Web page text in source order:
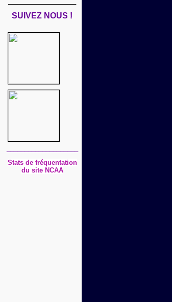
SUIVEZ NOUS !
Stats de fréquentation
du site NCAA